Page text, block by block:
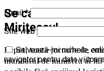
Se caută om la
Mirițescu!
Repet, toate jocurile de
mandatul de ministru al
Email*
Site web
Salvează-mi numele,
navigator pentru data